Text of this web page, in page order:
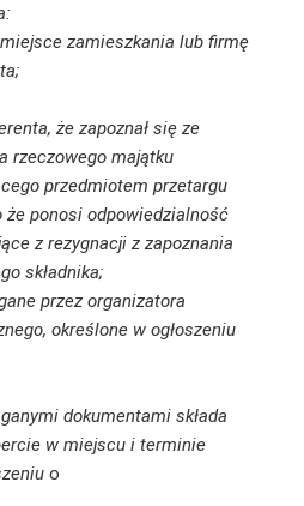
zamieszkania lub firmę
że zapoznał się ze
rzeczowego majątku
przedmiotem przetargu
że ponosi odpowiedzialność
z rezygnacji z zapoznania
składnika;
przez organizatora
określone w ogłoszeniu
dokumentami składa
w miejscu i terminie
o